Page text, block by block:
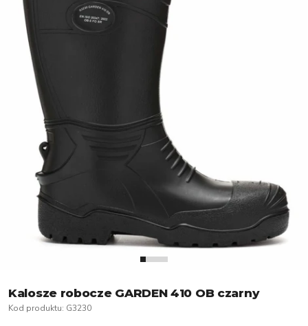
Kalosze robocze GARDEN 410 OB czarny
Kod produktu: G3230